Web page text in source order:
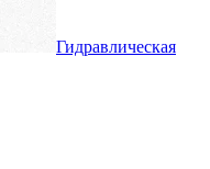
Гидравлическая